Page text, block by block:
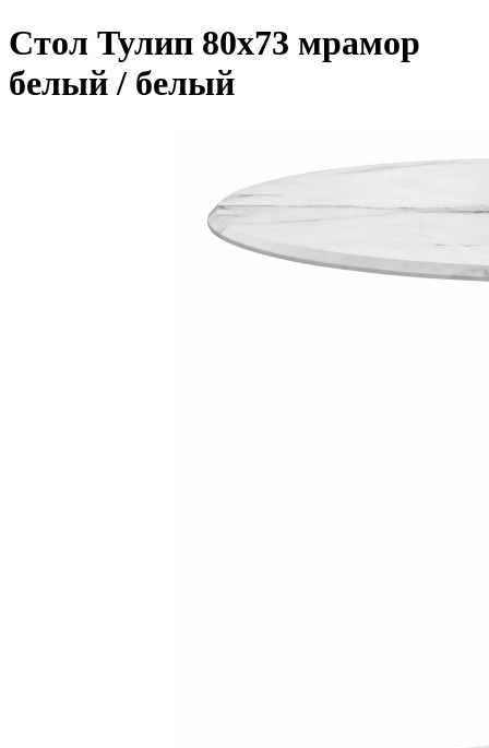
Стол Тулип 80х73 мрамор
белый / белый